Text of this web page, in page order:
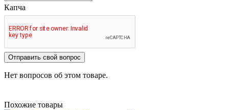
Капча
Отправить свой вопрос
Нет вопросов об этом товаре.
Похожие товары